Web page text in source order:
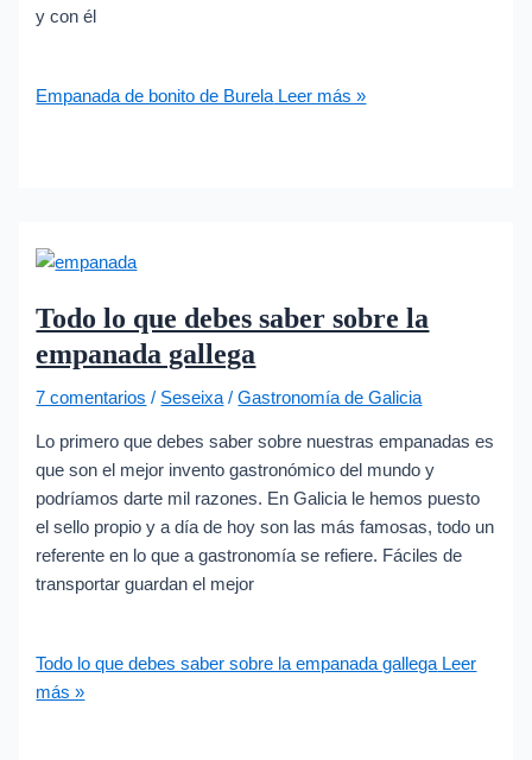
y con él
Empanada de bonito de Burela Leer más »
Todo lo que debes saber sobre la
empanada gallega
7 comentarios / Seseixa /Gastronomía de Galicia
Lo primero que debes saber sobre nuestras empanadas es
que son el mejor invento gastronómico del mundo y
podríamos darte mil razones. En Galicia le hemos puesto
el sello propio y a día de hoy son las más famosas, todo un
referente en lo que a gastronomía se refiere. Fáciles de
transportar guardan el mejor
Todo lo que debes saber sobre la empanada gallega Leer
más »